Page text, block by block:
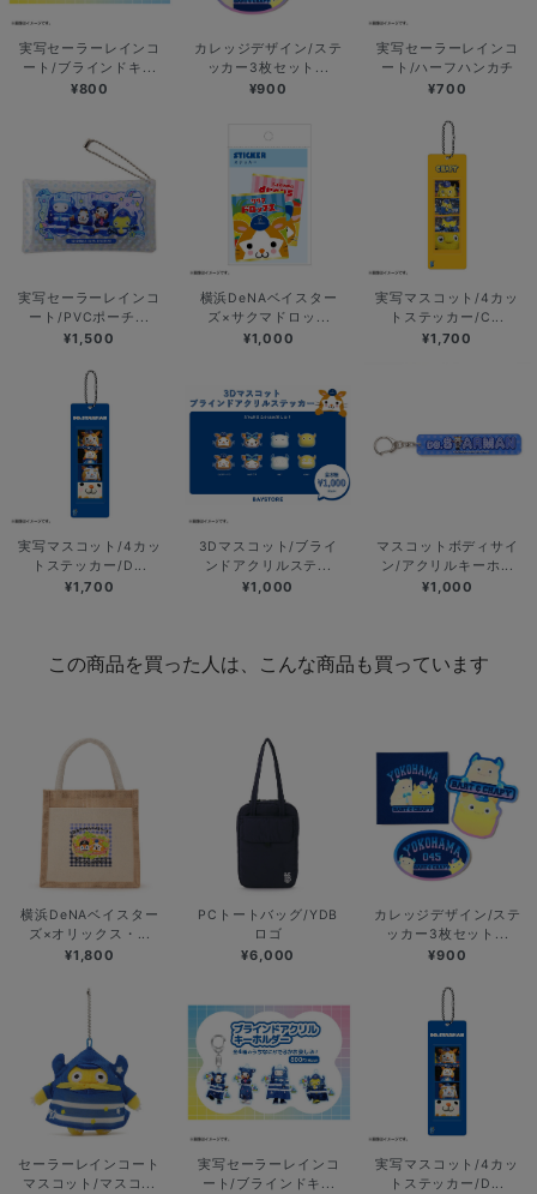
実写セーラーレインコ
ート/ブラインドキ...
¥800
カレッジデザイン/ステ
ッカー3枚セット...
¥900
実写セーラーレインコ
ート/ハーフハンカチ
¥700
実写セーラーレインコ
ート/PVCポーチ...
¥1,500
横浜DeNAベイスター
ズ×サクマドロッ...
¥1,000
実写マスコット/4カッ
トステッカー/C...
¥1,700
実写マスコット/4カッ
トステッカー/D...
¥1,700
3Dマスコット/ブライ
ンドアクリルステ...
¥1,000
マスコットボディサイ
ン/アクリルキーホ...
¥1,000
この商品を買った人は、こんな商品も買っています
横浜DeNAベイスター
ズ×オリックス・...
¥1,800
PCトートバッグ/YDB
ロゴ
¥6,000
カレッジデザイン/ステ
ッカー3枚セット...
¥900
セーラーレインコート
マスコット/マスコ...
実写セーラーレインコ
ート/ブラインドキ...
実写マスコット/4カッ
トステッカー/D...